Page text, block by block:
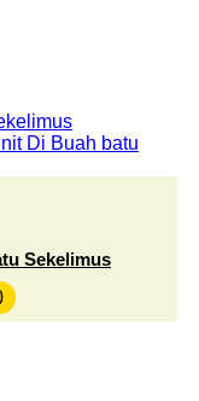
Sekelimus